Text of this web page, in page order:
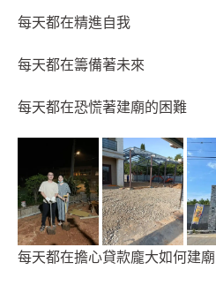
每天都在精進自我
每天都在籌備著未來
每天都在恐慌著建廟的困難
每天都在擔心貸款龐大如何建廟